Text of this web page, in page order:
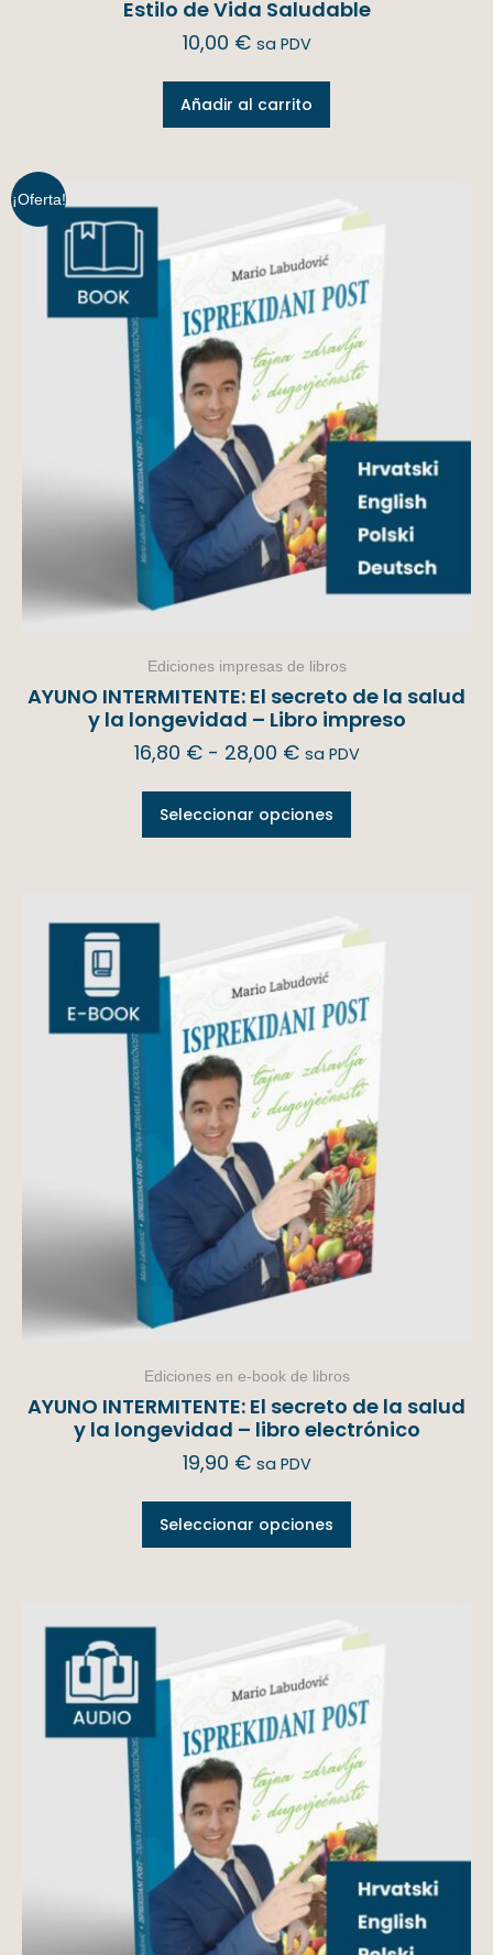
Estilo de Vida Saludable
10,00 € sa PDV
Añadir al carrito
¡Oferta!
Ediciones impresas de libros
AYUNO INTERMITENTE: El secreto de la salud
y la longevidad – Libro impreso
16,80 € - 28,00 € sa PDV
Seleccionar opciones
Ediciones en e-book de libros
AYUNO INTERMITENTE: El secreto de la salud
y la longevidad – libro electrónico
19,90 € sa PDV
Seleccionar opciones